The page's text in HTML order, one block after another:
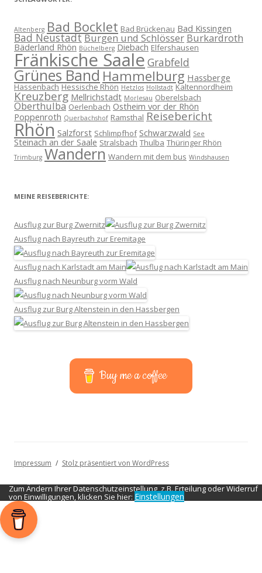
Altenberg Bad Bocklet Bad Brückenau Bad Kissingen
Bad NeustadtBurgen und Schlösser Burkardroth
Bäderland Rhön Büchelberg Diebach Elfershausen
Fränkische Saale Grabfeld
Grünes BandHammelburg Hassberge
Hassenbach Hessische Rhön Hetzlos Hollstadt Kaltennordheim
Kreuzberg Mellrichstadt Morlesau Oberelsbach
Oberthulba Oerlenbach Ostheim vor der Rhön
Poppenroth Querbachshof Ramsthal Reisebericht
Rhön Salzforst Schlimpfhof Schwarzwald See
Steinach an der Saale Stralsbach Thulba Thüringer Rhön
Trimburg Wandern Wandern mit dem bus Windshausen
MEINE REISEBERICHTE:
Ausflug zur Burg Zwernitz
Ausflug nach Bayreuth zur Eremitage
Ausflug nach Karlstadt am Main
Ausflug nach Neunburg vorm Wald
Ausflug zur Burg Altenstein in den Hassbergen
Buy me a coffee
Impressum Stolz präsentiert von WordPress
Zum Ändern Ihrer Datenschutzeinstellung, z.B. Erteilung oder Widerruf
von Einwilligungen, klicken Sie hier: Einstellungen